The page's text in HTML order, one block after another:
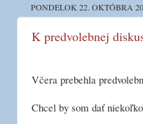
PONDELOK 22. OKTÓBRA
K predvolebnej
Včera prebehla
Chcel by som dať